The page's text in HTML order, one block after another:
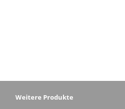
Weitere Produkte